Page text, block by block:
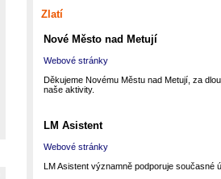
Zlatí
Nové Město nad Metují
Webové stránky
Děkujeme Novému Městu nad Metují, za
naše aktivity.
LM Asistent
Webové stránky
LM Asistent významně podporuje současné